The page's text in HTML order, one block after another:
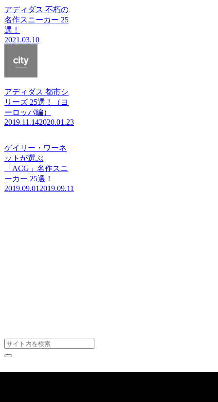
アディダス 不朽の
名作スニーカー 25
選！
2021.03.10
アディダス 都市シ
リーズ 25選！（ヨ
ーロッパ編）
2019.11.142020.01.23
ゲイリー・ワーネ
ットが選ぶ
「ACG」名作スニ
ーカー 25選！
2019.09.01 2019.09.11